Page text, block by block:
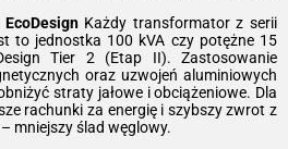
Każdy transformator z serii
to jednostka 100 kVA czy potężne 15
Tier 2 (Etap II). Zastosowanie
oraz uzwojeń aluminiowych
straty jałowe i obciążeniowe. Dla
rachunki za energię i szybszy zwrot z
mniejszy ślad węglowy.